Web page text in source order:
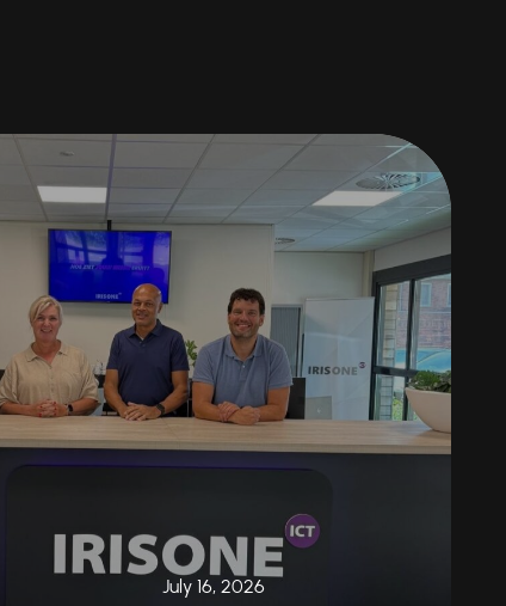
July 16, 2026